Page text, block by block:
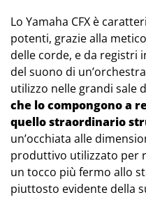
Lo Yamaha CFX è
potenti, grazie alla
delle corde, e da registri
del suono di
utilizzo nelle grandi sale
che lo compongono a
quello straordinario
un’occhiata alle
produttivo utilizzato per
un tocco più fermo allo
piuttosto evidente della